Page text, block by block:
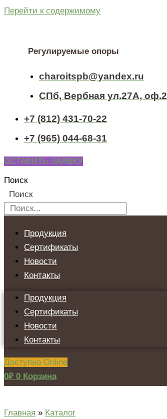
Перейти к содержимому
Регулируемые опоры
charoitspb@yandex.ru
СПб, Вербная ул.27А,
+7 (812) 431-70-22
+7 (965) 044-68-31
ОСТАВИТЬ ЗАЯВКУ
Поиск
Поиск
Продукция
Сертификаты
Новости
Контакты
Продукция
Сертификаты
Новости
Контакты
Доступно Online
0₽ 0 Корзина
Главная » Каталог